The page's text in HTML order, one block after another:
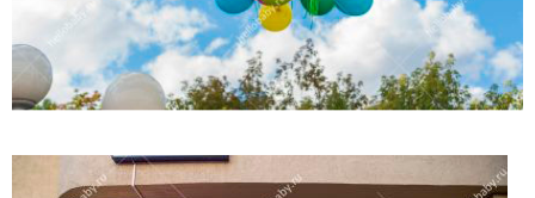
Его телефон:*
Подтверждаю свое согласие на обработку персональных
данных в соответствии
Политикой конфиденциальности